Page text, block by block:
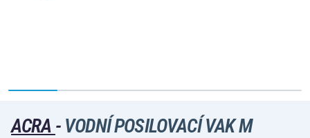
ACRA -VODNÍ POSILOVACÍ VAK M